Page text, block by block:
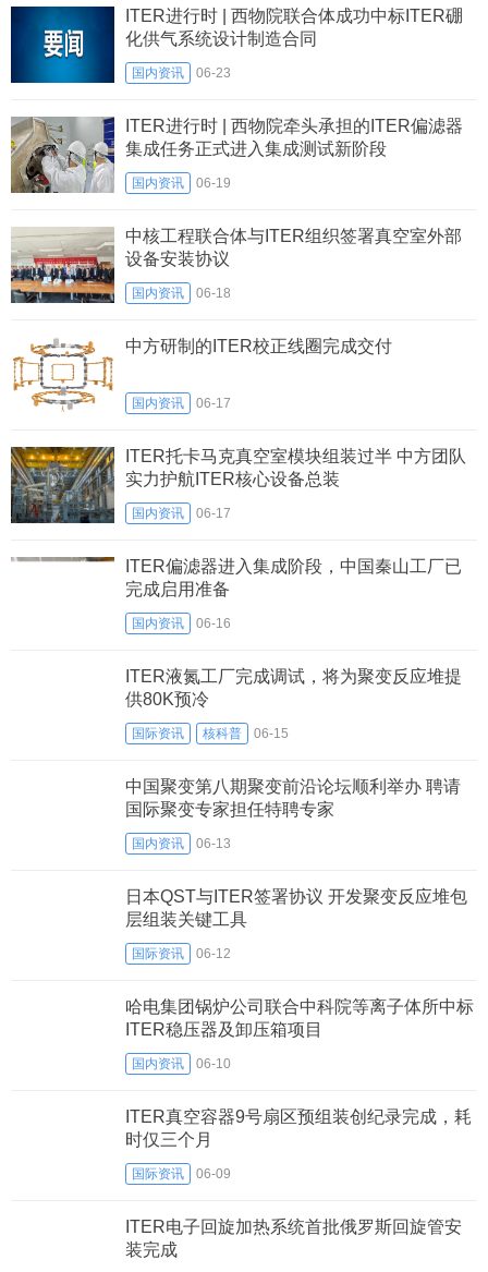
ITER进行时 | 西物院联合体成功中标ITER硼
化供气系统设计制造合同
国内资讯 06-23
ITER进行时 | 西物院牵头承担的ITER偏滤器
集成任务正式进入集成测试新阶段
国内资讯 06-19
中核工程联合体与ITER组织签署真空室外部
设备安装协议
国内资讯 06-18
中方研制的ITER校正线圈完成交付
国内资讯 06-17
ITER托卡马克真空室模块组装过半 中方团队
实力护航ITER核心设备总装
国内资讯 06-17
ITER偏滤器进入集成阶段，中国秦山工厂已
完成启用准备
国内资讯 06-16
ITER液氮工厂完成调试，将为聚变反应堆提
供80K预冷
国际资讯 核科普 06-15
中国聚变第八期聚变前沿论坛顺利举办 聘请
国际聚变专家担任特聘专家
国内资讯 06-13
日本QST与ITER签署协议 开发聚变反应堆包
层组装关键工具
国际资讯 06-12
哈电集团锅炉公司联合中科院等离子体所中标
ITER稳压器及卸压箱项目
国内资讯 06-10
ITER真空容器9号扇区预组装创纪录完成，耗
时仅三个月
国际资讯 06-09
ITER电子回旋加热系统首批俄罗斯回旋管安
装完成